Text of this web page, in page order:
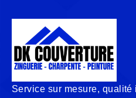
Service sur mesure,